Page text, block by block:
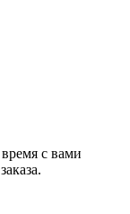
с вами